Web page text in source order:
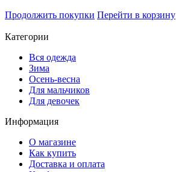
Продолжить покупки Перейти в корзину
Категории
Вся одежда
Зима
Осень-весна
Для мальчиков
Для девочек
Информация
О магазине
Как купить
Доставка и оплата